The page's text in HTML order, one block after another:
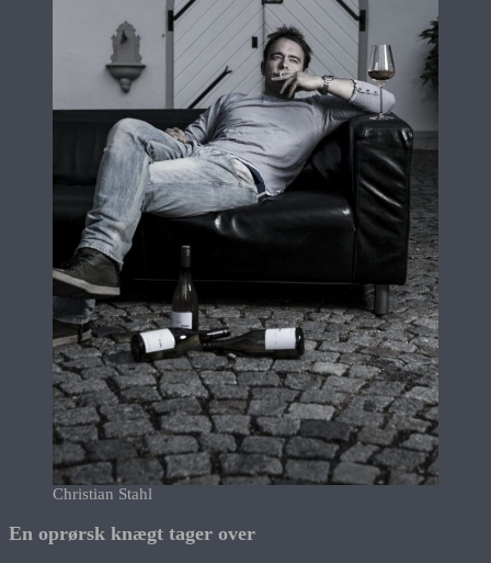
Christian Stahl
En oprørsk knægt tager over